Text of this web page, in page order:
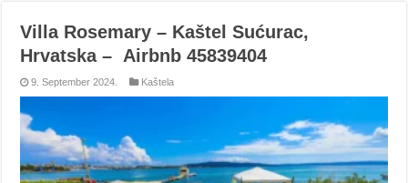
Villa Rosemary – Kaštel Sućurac,
Hrvatska – Airbnb 45839404
9. September 2024. Kaštela